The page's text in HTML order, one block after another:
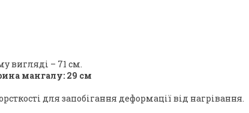
вигляді – 71 см.
мангалу: 29 см
для запобігання деформації від нагрівання.